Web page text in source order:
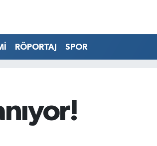
RÖPORTAJ SPOR